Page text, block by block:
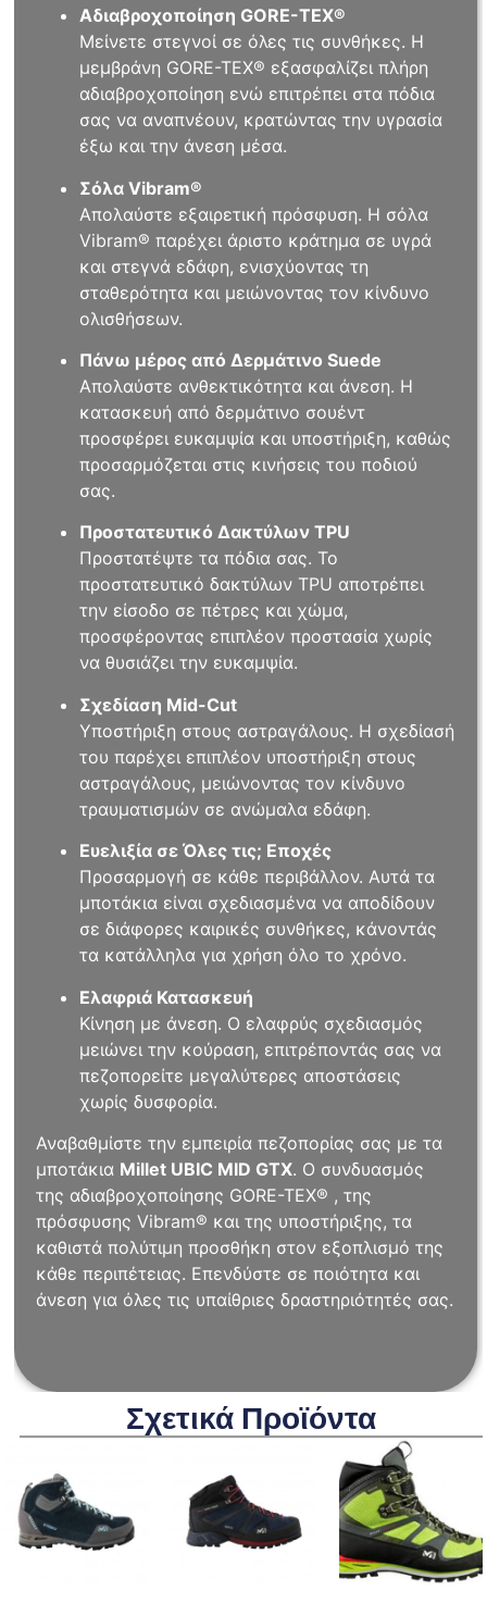
Αδιαβροχοποίηση GORE-TEX®
Μείνετε στεγνοί σε όλες τις συνθήκες. Η
μεμβράνη GORE-TEX® εξασφαλίζει πλήρη
αδιαβροχοποίηση ενώ επιτρέπει στα πόδια
σας να αναπνέουν, κρατώντας την υγρασία
έξω και την άνεση μέσα.
Σόλα Vibram®
Απολαύστε εξαιρετική πρόσφυση. Η σόλα
Vibram® παρέχει άριστο κράτημα σε υγρά
και στεγνά εδάφη, ενισχύοντας τη
σταθερότητα και μειώνοντας τον κίνδυνο
ολισθήσεων.
Πάνω μέρος από Δερμάτινο Suede
Απολαύστε ανθεκτικότητα και άνεση. Η
κατασκευή από δερμάτινο σουέντ
προσφέρει ευκαμψία και υποστήριξη, καθώς
προσαρμόζεται στις κινήσεις του ποδιού
σας.
Προστατευτικό Δακτύλων TPU
Προστατέψτε τα πόδια σας. Το
προστατευτικό δακτύλων TPU αποτρέπει
την είσοδο σε πέτρες και χώμα,
προσφέροντας επιπλέον προστασία χωρίς
να θυσιάζει την ευκαμψία.
Σχεδίαση Mid-Cut
Υποστήριξη στους αστραγάλους. Η σχεδίασή
του παρέχει επιπλέον υποστήριξη στους
αστραγάλους, μειώνοντας τον κίνδυνο
τραυματισμών σε ανώμαλα εδάφη.
Ευελιξία σε Όλες τις; Εποχές
Προσαρμογή σε κάθε περιβάλλον. Αυτά τα
μποτάκια είναι σχεδιασμένα να αποδίδουν
σε διάφορες καιρικές συνθήκες, κάνοντάς
τα κατάλληλα για χρήση όλο το χρόνο.
Ελαφριά Κατασκευή
Κίνηση με άνεση. Ο ελαφρύς σχεδιασμός
μειώνει την κούραση, επιτρέποντάς σας να
πεζοπορείτε μεγαλύτερες αποστάσεις
χωρίς δυσφορία.
Αναβαθμίστε την εμπειρία πεζοπορίας σας με τα
μποτάκια Millet UBIC MID GTX. Ο συνδυασμός
της αδιαβροχοποίησης GORE-TEX® , της
πρόσφυσης Vibram® και της υποστήριξης, τα
καθιστά πολύτιμη προσθήκη στον εξοπλισμό της
κάθε περιπέτειας. Επενδύστε σε ποιότητα και
άνεση για όλες τις υπαίθριες δραστηριότητές σας.
Σχετικά Προϊόντα